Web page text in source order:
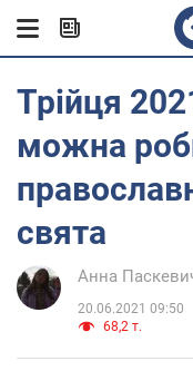
Трійця
можна
свята
Анна
20.06.2021 09:50
68,2 т.